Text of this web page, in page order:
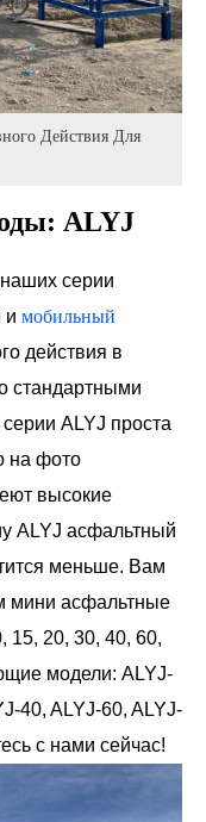
Действия Для
ALYJ
серии
и мобильный
действия в
стандартными
ALYJ проста
на фото
высокие
ALYJ асфальтный
меньше. Вам
мини асфальтные
15, 20, 30, 40, 60,
модели: ALYJ-
40, ALYJ-60, ALYJ-
с нами сейчас!